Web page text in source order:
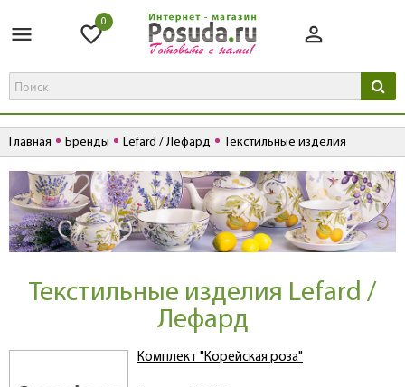
0
Главная Бренды Lefard / Лефард Текстильные изделия
Текстильные изделия Lefard /
Лефард
Комплект "Корейская роза"